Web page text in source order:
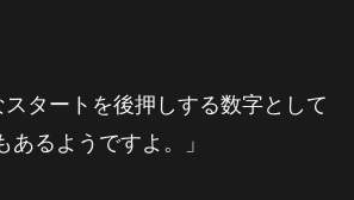
タートを後押しする数字として
るようですよ。」